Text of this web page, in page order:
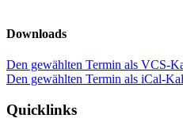
Downloads
Den gewählten Termin als VCS-
Den gewählten Termin als iCal-
Quicklinks